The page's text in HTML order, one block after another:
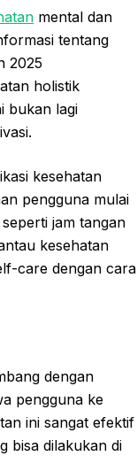
mental dan
tentang
2025
holistik
bukan lagi
kesehatan
pengguna mulai
jam tangan
kesehatan
care dengan cara
dengan
pengguna ke
ini sangat efektif
bisa dilakukan di